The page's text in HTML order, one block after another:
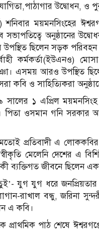
উদ্বোধন, ও
শনিবার ময়মনসিংহের
অনুষ্ঠানের
উপস্থিত ছিলেন সড়ক
কর্মকর্তা(ইউএনও)
এসময় আরও উপস্থিত
কবি ও সাহিত্যিকরা
সালের ১ এপ্রিল
পিতা ওসমান গনি সরকার
প্রতিবাদী এ
মেলেনি দেশের এ
ব্যক্তিগত জীবনে ছিলেন
যুগ যুগ ধরে
রাখাল বন্ধু, জরিনা
এ কবি।
পাঠ শেষে